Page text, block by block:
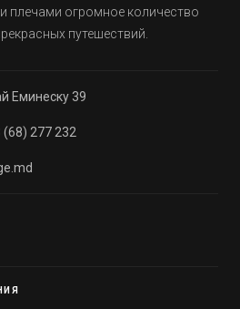
плечами огромное количество
путешествий.
Еминеску 39
(68) 277 232